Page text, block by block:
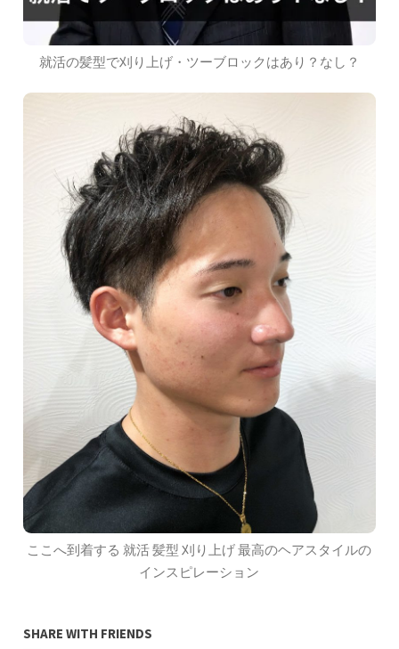
就活の髪型で刈り上げ・ツーブロックはあり？なし？
ここへ到着する 就活 髪型 刈り上げ 最高のヘアスタイルの
インスピレーション
SHARE WITH FRIENDS